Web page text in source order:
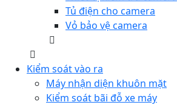
Tủ điện cho camera
Vỏ bảo vệ camera
Kiểm soát vào ra
Máy nhận diện khuôn mặt
Kiểm soát bãi đỗ xe máy